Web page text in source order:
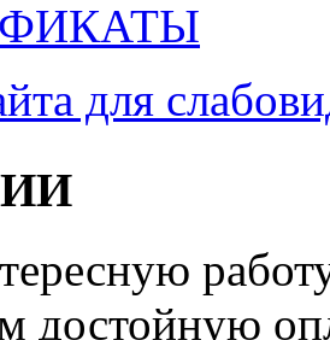
для
достойную